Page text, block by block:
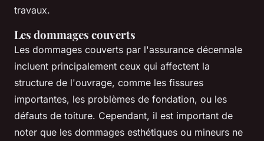
travaux.
Les dommages couverts
Les dommages couverts par l'assurance décennale
incluent principalement ceux qui affectent la
structure de l'ouvrage, comme les fissures
importantes, les problèmes de fondation, ou les
défauts de toiture. Cependant, il est important de
noter que les dommages esthétiques ou mineurs ne